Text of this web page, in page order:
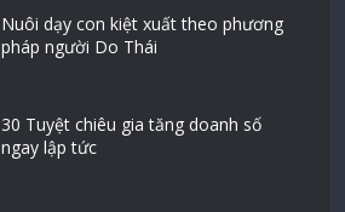
Nuôi dạy con kiệt xuất theo phương
pháp người Do Thái
30 Tuyệt chiêu gia tăng doanh số
ngay lập tức